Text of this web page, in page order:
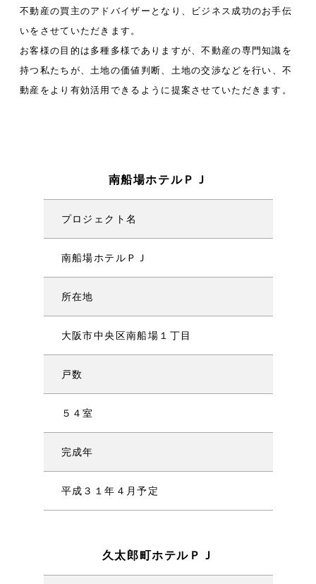
不動産の買主のアドバイザーとなり、ビジネス成功のお手伝
いをさせていただきます。
お客様の目的は多種多様でありますが、不動産の専門知識を
持つ私たちが、土地の価値判断、 土地の交渉などを行い、不
動産をより有効活用できるように提案させていただきます。
南船場ホテルＰＪ
プロジェクト名
南船場ホテルＰＪ
所在地
大阪市中央区南船場１丁目
戸数
５４室
完成年
平成３１年４月予定
久太郎町ホテルＰＪ